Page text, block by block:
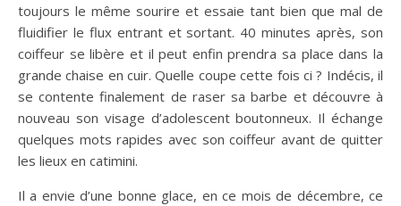
toujours le même sourire et essaie tant bien que mal de
fluidifier le flux entrant et sortant. 40 minutes après, son
coiffeur se libère et il peut enfin prendra sa place dans la
grande chaise en cuir. Quelle coupe cette fois ci ? Indécis, il
se contente finalement de raser sa barbe et découvre à
nouveau son visage d’adolescent boutonneux. Il échange
quelques mots rapides avec son coiffeur avant de quitter
les lieux en catimini.
Il a envie d’une bonne glace, en ce mois de décembre, ce